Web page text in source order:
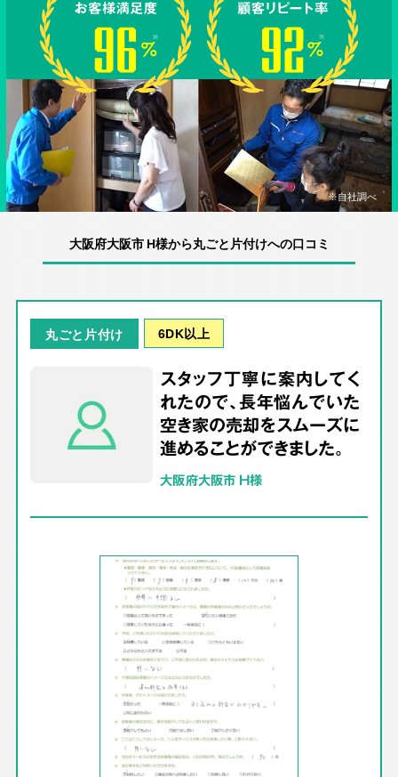
※自社調べ
大阪府大阪市 H様から丸ごと片付けへの口コミ
丸ごと片付け 6DK以上
スタッフ丁寧に案内してく
れたので、長年悩んでいた
空き家の売却をスムーズに
進めることができました。
大阪府大阪市 H様